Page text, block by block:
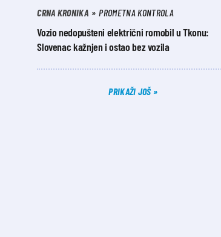
CRNA KRONIKA PROMETNA KONTROLA
Vozio nedopušteni električni romobil u Tkonu:
Slovenac kažnjen i ostao bez vozila
PRIKAŽI JOŠ